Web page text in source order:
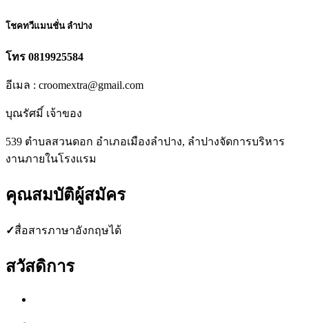
โชคทวีแมนชั่น ลำปาง
โทร 0819925584
อีเมล : croomextra@gmail.com
บุณรัศมิ์ เจ้าของ
539 ตำบลสวนดอก อำเภอเมืองลำปาง, ลำปางจัดการบริหาร
งานภายในโรงแรม
คุณสมบัติผู้สมัคร
✓สื่อสารภาษาอังกฤษได้
สวัสดิการ